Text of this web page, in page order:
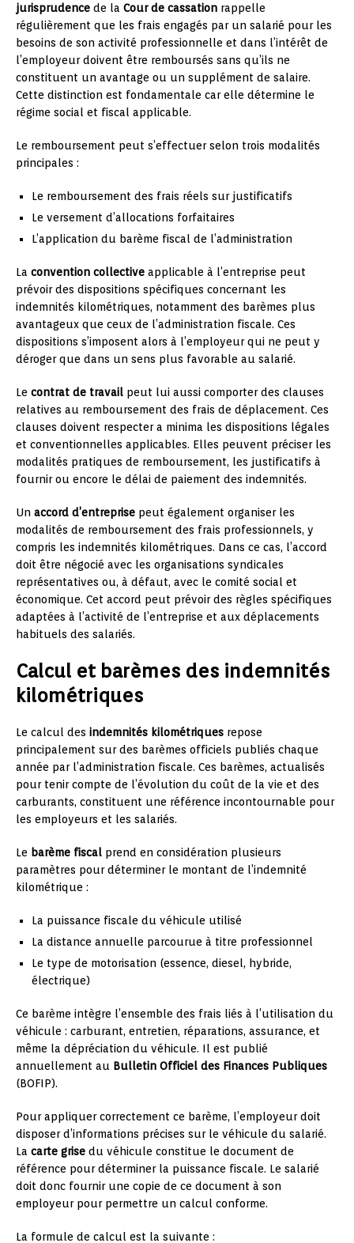
jurisprudence de la Cour de cassation rappelle
régulièrement que les frais engagés par un salarié pour les
besoins de son activité professionnelle et dans l’intérêt de
l’employeur doivent être remboursés sans qu’ils ne
constituent un avantage ou un supplément de salaire.
Cette distinction est fondamentale car elle détermine le
régime social et fiscal applicable.
Le remboursement peut s’effectuer selon trois modalités
principales :
Le remboursement des frais réels sur justificatifs
Le versement d’allocations forfaitaires
L’application du barème fiscal de l’administration
La convention collective applicable à l’entreprise peut
prévoir des dispositions spécifiques concernant les
indemnités kilométriques, notamment des barèmes plus
avantageux que ceux de l’administration fiscale. Ces
dispositions s’imposent alors à l’employeur qui ne peut y
déroger que dans un sens plus favorable au salarié.
Le contrat de travail peut lui aussi comporter des clauses
relatives au remboursement des frais de déplacement. Ces
clauses doivent respecter a minima les dispositions légales
et conventionnelles applicables. Elles peuvent préciser les
modalités pratiques de remboursement, les justificatifs à
fournir ou encore le délai de paiement des indemnités.
Un accord d’entreprise peut également organiser les
modalités de remboursement des frais professionnels, y
compris les indemnités kilométriques. Dans ce cas, l’accord
doit être négocié avec les organisations syndicales
représentatives ou, à défaut, avec le comité social et
économique. Cet accord peut prévoir des règles spécifiques
adaptées à l’activité de l’entreprise et aux déplacements
habituels des salariés.
Calcul et barèmes des indemnités
kilométriques
Le calcul des indemnités kilométriques repose
principalement sur des barèmes officiels publiés chaque
année par l’administration fiscale. Ces barèmes, actualisés
pour tenir compte de l’évolution du coût de la vie et des
carburants, constituent une référence incontournable pour
les employeurs et les salariés.
Le barème fiscal prend en considération plusieurs
paramètres pour déterminer le montant de l’indemnité
kilométrique :
La puissance fiscale du véhicule utilisé
La distance annuelle parcourue à titre professionnel
Le type de motorisation (essence, diesel, hybride,
électrique)
Ce barème intègre l’ensemble des frais liés à l’utilisation du
véhicule : carburant, entretien, réparations, assurance, et
même la dépréciation du véhicule. Il est publié
annuellement au Bulletin Officiel des Finances Publiques
(BOFIP).
Pour appliquer correctement ce barème, l’employeur doit
disposer d’informations précises sur le véhicule du salarié.
La carte grise du véhicule constitue le document de
référence pour déterminer la puissance fiscale. Le salarié
doit donc fournir une copie de ce document à son
employeur pour permettre un calcul conforme.
La formule de calcul est la suivante :